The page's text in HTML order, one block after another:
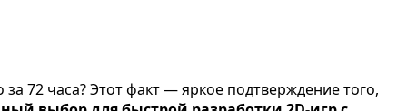
72 часа? Этот факт — яркое подтверждение того,